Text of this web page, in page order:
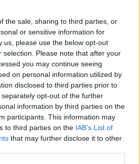
the sale, sharing to third parties, or
or sensitive information for
us, please use the below opt-out
selection. Please note that after your
you may continue seeing
on personal information utilized by
disclosed to third parties prior to
opt-out of the further
information by third parties on the
participants. This information may
to third parties on the IAB’s List of
that may further disclose it to other
stor"
SAMHÄLLE 2026-08-04 KL. 06:00
Klimatsmäll för